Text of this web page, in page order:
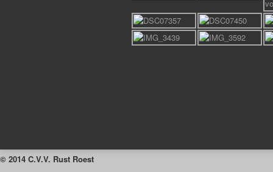
© 2014 C.V.V. Rust Roest